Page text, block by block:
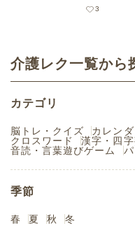
け介護レク素材 2025年12月の
ド：十二月・師走・Decembe
r・１２月・プレゼント・雪ダ
マ・クリスマスイブ
3
介護レク一覧から
カテゴリ
脳トレ・クイズ カレンダ
クロスワード
漢字・四
音読・言葉遊びゲーム
季節
春 夏 秋 冬